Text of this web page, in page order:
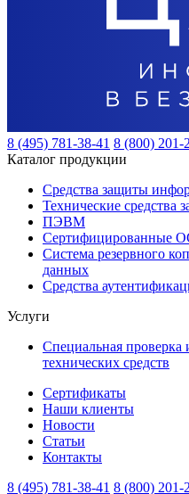
8 (495) 781-38-41 8 (800) 201-
Каталог продукции
Средства защиты
Технические
ПЭВМ
Сертифицированные
Система резервного
данных
Средства
Услуги
Специальная проверка
технических средств
Сертификаты
Наши клиенты
Новости
Статьи
Контакты
8 (495) 781-38-41 8 (800) 201-